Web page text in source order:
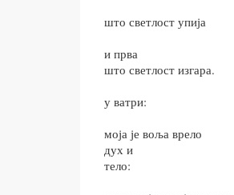
што светлост упија
и прва
што светлост изгара.
у ватри:
моја је воља врело
дух и
тело: